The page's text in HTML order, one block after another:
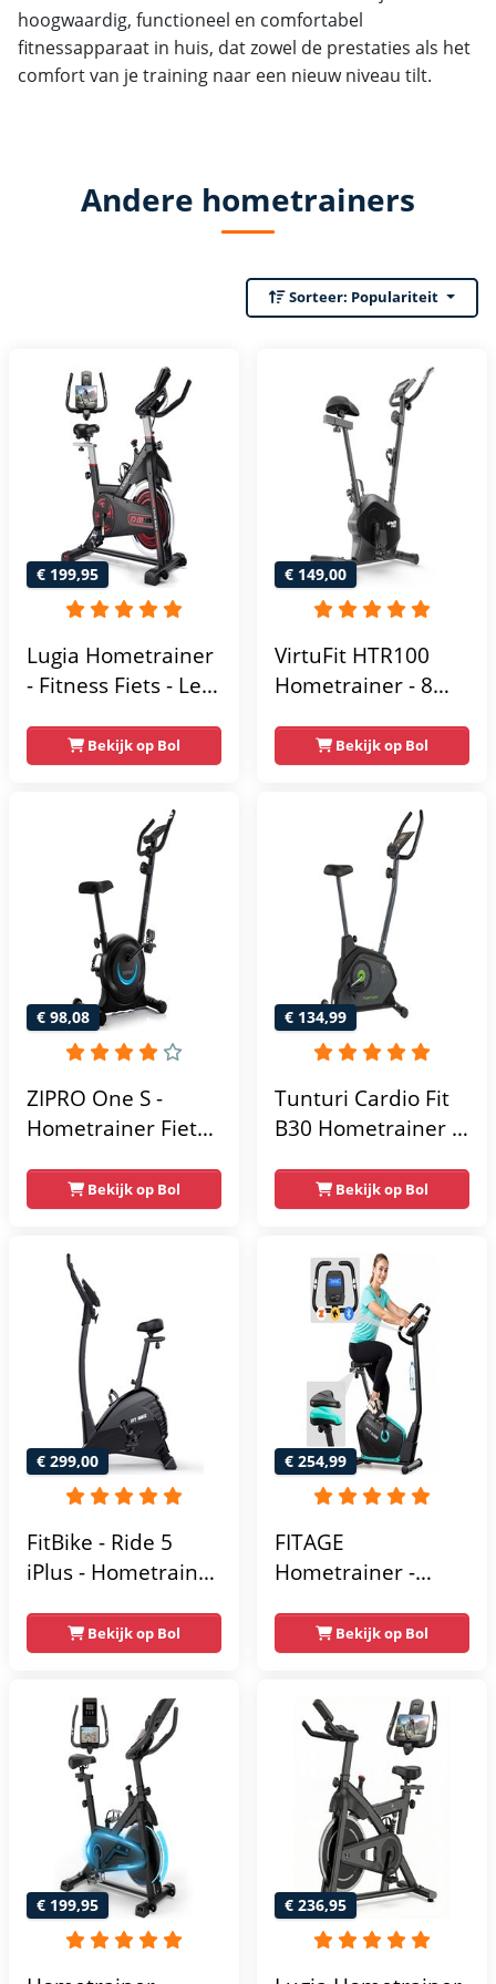
hoogwaardig, functioneel en comfortabel
fitnessapparaat in huis, dat zowel de prestaties als het
comfort van je training naar een nieuw niveau tilt.
Andere hometrainers
Sorteer: Populariteit
€ 199,95
Lugia Hometrainer
- Fitness Fiets - Led
Verstelbaar Zadel -
0-100% weerstand
Hartslagfunctie -
Max 130kg -
Extreem Stil
Bekijk op Bol
€ 149,00
VirtuFit HTR100
Hometrainer - 8
Weerstandniveau's
- Verstelbaar zadel
Tablethouder -
Max. 120 kg
Gebruikersgewicht
- Fitnessfiets
Bekijk op Bol
€ 98,08
ZIPRO One S -
Hometrainer Fiets -
Magnetische Fiets -
Hartslagsensoren -
Gemakkelijk te
transporteren -
Antislippedalen -
Homegym -
Stabiele structuur -
gebruikersgewicht
110 kg - Zwart en
Blauw
Bekijk op Bol
€ 134,99
Tunturi Cardio Fit
B30 Hometrainer -
weerstandsniveaus
- Tablethouder -
Hartslagfunctie en
transportwielen
Bekijk op Bol
€ 299,00
FitBike - Ride 5
iPlus - Hometrainer
Trainingsprogramma's
- Hartslagsensoren
Bekijk op Bol
€ 254,99
FITAGE
Hometrainer -
Weerstandsniveaus
- Tablethouder
voor Bluetooth
Kinomap & Zwift -
Fiets Lage Instap,
Ergonomisch & Stil
- Hometrainers
Fitness voor Thuis
Bekijk op Bol
€ 199,95 € 236,95